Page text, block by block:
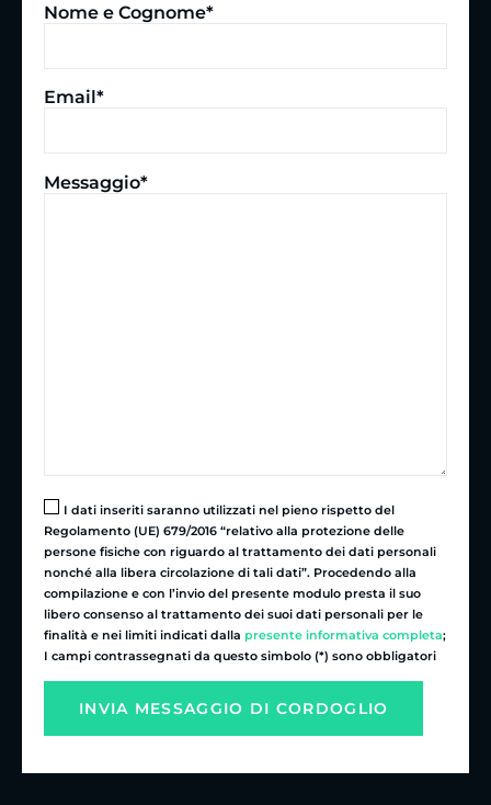
Nome e Cognome*
Email*
Messaggio*
I dati inseriti saranno utilizzati nel pieno rispetto del
Regolamento (UE) 679/2016 “relativo alla protezione delle
persone fisiche con riguardo al trattamento dei dati personali
nonché alla libera circolazione di tali dati”. Procedendo alla
compilazione e con l’invio del presente modulo presta il suo
libero consenso al trattamento dei suoi dati personali per le
finalità e nei limiti indicati dalla presente informativa completa;
I campi contrassegnati da questo simbolo (*) sono obbligatori